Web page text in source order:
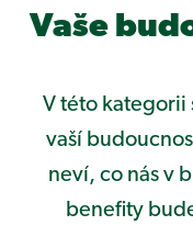
Vaše
V této kategorii
vaší
neví, co nás v
benefity